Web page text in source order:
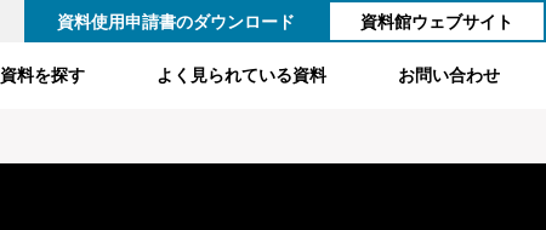
資料使用申請書のダウンロード 資料館ウェブサイト
資料を探す よく見られている資料 お問い合わせ